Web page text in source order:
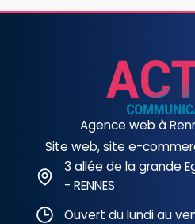
Agence web à
Site web, site e-
3 allée de la grande
- RENNES
Ouvert du lundi au